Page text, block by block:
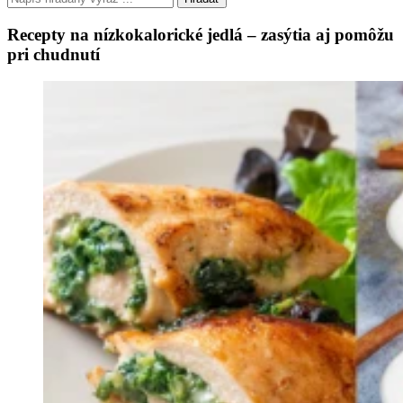
Recepty na nízkokalorické jedlá – zasýtia aj pomôžu
pri chudnutí